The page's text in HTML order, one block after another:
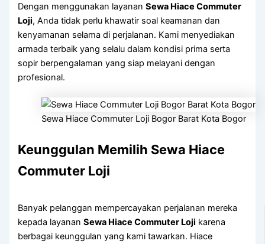
Dengan menggunakan layananSewa Hiace Commuter
Loji, Anda tidak perlu khawatir soal keamanan dan
kenyamanan selama di perjalanan. Kami menyediakan
armada terbaik yang selalu dalam kondisi prima serta
sopir berpengalaman yang siap melayani dengan
profesional.
Sewa Hiace Commuter Loji Bogor Barat Kota Bogor
Keunggulan Memilih Sewa Hiace
Commuter Loji
Banyak pelanggan mempercayakan perjalanan mereka
kepada layananSewa Hiace Commuter Loji karena
berbagai keunggulan yang kami tawarkan. Hiace